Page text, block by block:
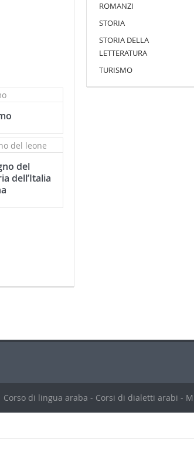
del
dell’Italia
ROMANZI
STORIA
STORIA DELLA
LETTERATURA
TURISMO
di lingua araba - Corsi di dialetti arabi -